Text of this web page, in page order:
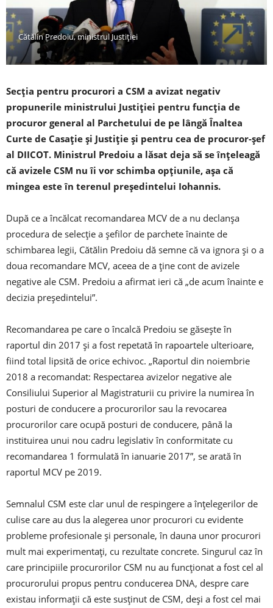
Cătălin Predoiu, ministrul Justiției
Secţia pentru procurori a CSM a avizat negativ
propunerile ministrului Justiţiei pentru funcţia de
procuror general al Parchetului de pe lângă Înaltea
Curte de Casaţie şi Justiţie şi pentru cea de procuror-şef
al DIICOT. Ministrul Predoiu a lăsat deja să se înţeleagă
că avizele CSM nu îi vor schimba opţiunile, aşa că
mingea este în terenul preşedintelui Iohannis.
După ce a încălcat recomandarea MCV de a nu declanşa
procedura de selecţie a şefilor de parchete înainte de
schimbarea legii, Cătălin Predoiu dă semne că va ignora şi o a
doua recomandare MCV, aceea de a ţine cont de avizele
negative ale CSM. Predoiu a afirmat ieri că „de acum înainte e
decizia președintelui”.
Recomandarea pe care o încalcă Predoiu se găseşte în
raportul din 2017 şi a fost repetată în rapoartele ulterioare,
fiind total lipsită de orice echivoc. „Raportul din noiembrie
2018 a recomandat: Respectarea avizelor negative ale
Consiliului Superior al Magistraturii cu privire la numirea în
posturi de conducere a procurorilor sau la revocarea
procurorilor care ocupă posturi de conducere, până la
instituirea unui nou cadru legislativ în conformitate cu
recomandarea 1 formulată în ianuarie 2017”, se arată în
raportul MCV pe 2019.
Semnalul CSM este clar unul de respingere a înţelegerilor de
culise care au dus la alegerea unor procurori cu evidente
probleme profesionale şi personale, în dauna unor procurori
mult mai experimentaţi, cu rezultate concrete. Singurul caz în
care principiile procurorilor CSM nu au funcţionat a fost cel al
procurorului propus pentru conducerea DNA, despre care
existau informaţii că este susţinut de CSM, deşi a fost cel mai